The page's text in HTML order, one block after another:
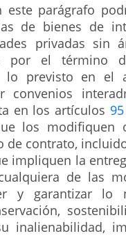
este parágrafo
de bienes de
privadas sin
por el término
lo previsto en el
convenios
en los artículos 95
los modifiquen
de contrato,
impliquen la
de las
y garantizar lo
inalienabilidad,